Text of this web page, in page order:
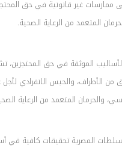
ممارسات غير قانونية في حق
المتعمد من الرعاية الصحية.
الموثقة في حق المحتجزين،
من الأطراف، والحبس الانفرادي
والحرمان المتعمد من الرعاية
المصرية تحقيقات كافية في